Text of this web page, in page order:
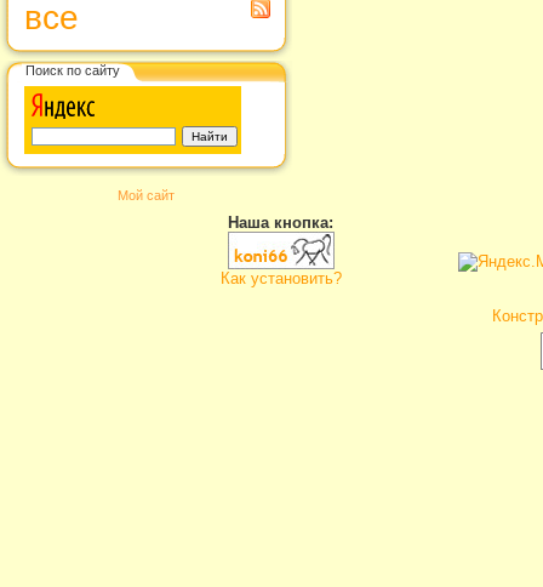
все
Поиск по сайту
Мой сайт
Наша кнопка:
Как установить?